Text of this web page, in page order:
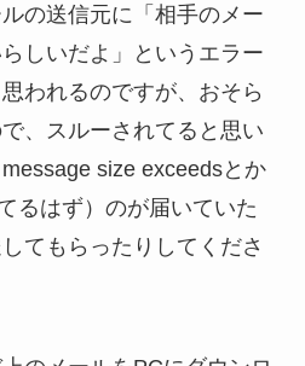
の送信元に「相手のメー
しいだよ」というエラー
われるのですが、おそら
、スルーされてると思い
size exceedsとか
るはず）のが届いていた
てもらったりしてくださ